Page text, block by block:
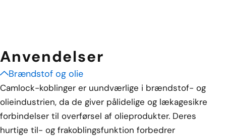
Anvendelser
Brændstof og olie
Camlock-koblinger er uundværlige i brændstof- og
olieindustrien, da de giver pålidelige og lækagesikre
forbindelser til overførsel af olieprodukter. Deres
hurtige til- og frakoblingsfunktion forbedrer